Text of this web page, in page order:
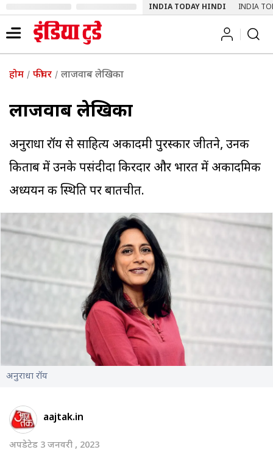
INDIA TODAY HINDI INDIA
होम फीचर लाजवाब लेखिका
लाजवाब लेखिका
अनुराधा रॉय से साहित्य अकादमी पुरस्कार जीतने, उनकी
किताब में उनके पसंदीदा किरदार और भारत में अकादमिक
अध्ययन की स्थिति पर बातचीत.
अनुराधा रॉय
aajtak.in
अपडेटेड 3 जनवरी , 2023